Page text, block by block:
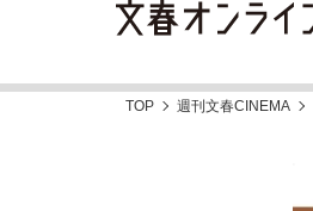
TOP 週刊文春CINEMA